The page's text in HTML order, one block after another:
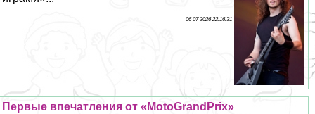
06 07 2026 22:16:31
Первые впечатления от «MotoGrandPrix»